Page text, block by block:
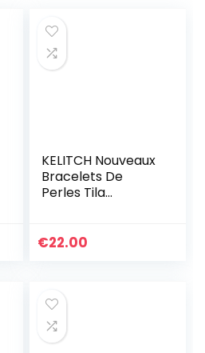
KELITCH Nouveaux
Bracelets De
Perles Tila
Brins Multi Couleur
€22.00